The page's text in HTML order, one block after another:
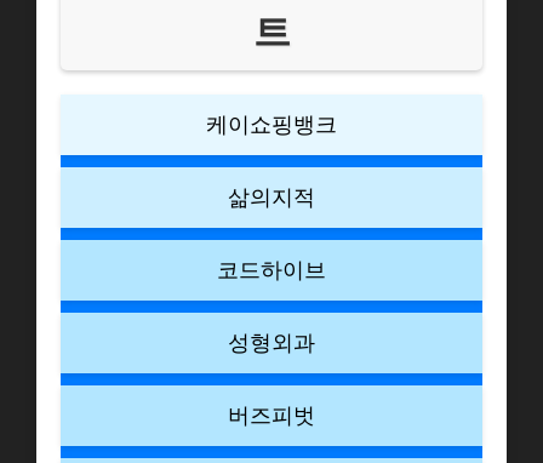
트
케이쇼핑뱅크
삶의지적
코드하이브
성형외과
버즈피벗